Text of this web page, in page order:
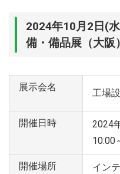
2024年10月2日(
備・備品展（大阪）
展示会名
工場
開催日時
2024
10:00
開催場所
イン